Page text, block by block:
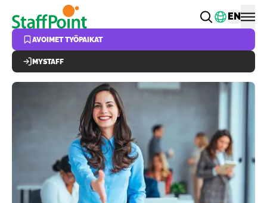
Hyppää pääsisältöön Vaihda
EN
AVOIMET TYÖPAIKAT
MYSTAFF